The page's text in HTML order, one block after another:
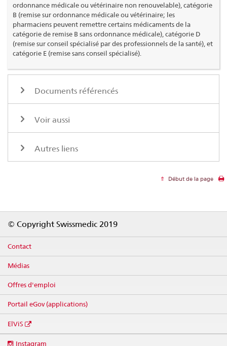
ordonnance médicale ou vétérinaire non renouvelable), catégorie
B (remise sur ordonnance médicale ou vétérinaire; les
pharmaciens peuvent remettre certains médicaments de la
catégorie de remise B sans ordonnance médicale), catégorie D
(remise sur conseil spécialisé par des professionnels de la santé), et
catégorie E (remise sans conseil spécialisé).
Documents référencés
Voir aussi
Autres liens
Début de la page
© Copyright Swissmedic 2019
Contact
Médias
Offres d'emploi
Portail eGov (applications)
ElViS
Instagram